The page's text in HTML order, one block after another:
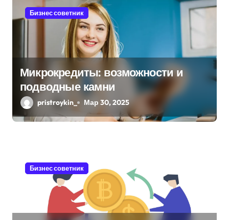
п
и
Бизнес советник
Микрокредиты: возможности и
подводные камни
pristroykin_ Мар 30, 2025
Бизнес советник